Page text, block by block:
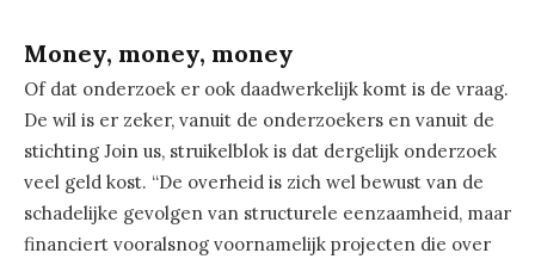
Money, money, money
Of dat onderzoek er ook daadwerkelijk komt is de vraag.
De wil is er zeker, vanuit de onderzoekers en vanuit de
stichting Join us, struikelblok is dat dergelijk onderzoek
veel geld kost. “De overheid is zich wel bewust van de
schadelijke gevolgen van structurele eenzaamheid, maar
financiert vooralsnog voornamelijk projecten die over